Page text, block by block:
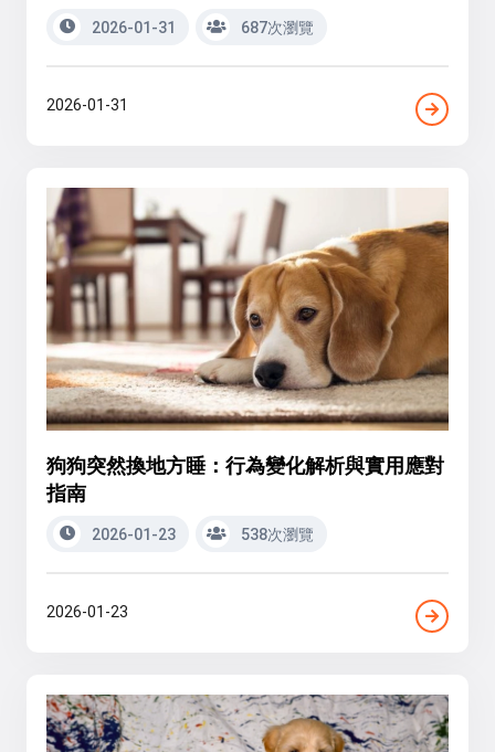
2026-01-31 687次瀏覽
2026-01-31
狗狗突然換地方睡：行為變化解析與實用應對
指南
2026-01-23 538次瀏覽
2026-01-23